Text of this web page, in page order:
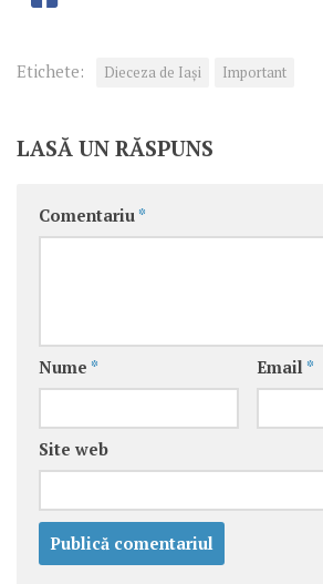
Etichete: Dieceza de Iași Important
LASĂ UN RĂSPUNS
Comentariu *
Nume * Email *
Site web